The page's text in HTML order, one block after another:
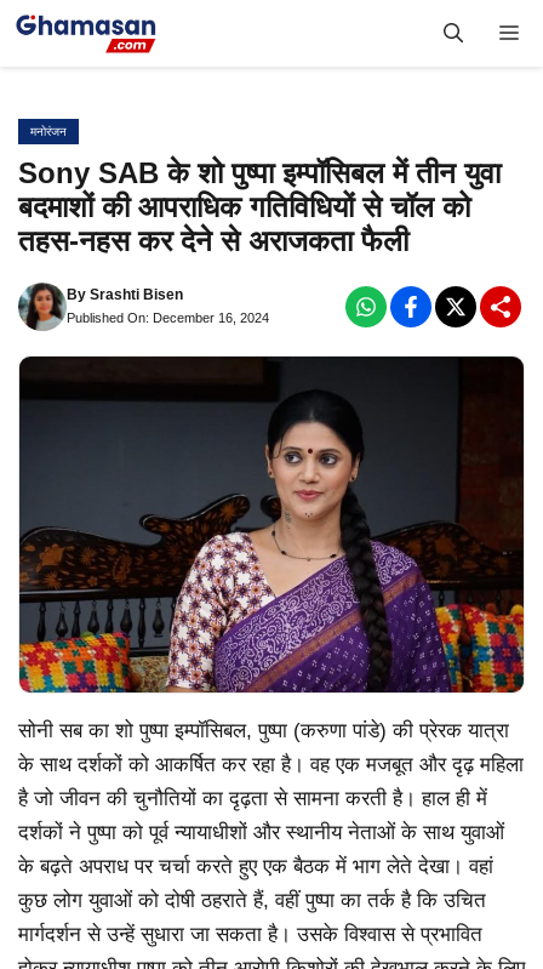
Skip
मनोरंजन
Sony SAB के शो पुष्पा इम्पॉसिबल में तीन युवा
बदमाशों की आपराधिक गतिविधियों से चॉल को
तहस-नहस कर देने से अराजकता फैली
By Srashti Bisen
Published On: December 16, 2024
सोनी सब का शो पुष्पा इम्पॉसिबल, पुष्पा (करुणा पांडे) की प्रेरक यात्रा
के साथ दर्शकों को आकर्षित कर रहा है। वह एक मजबूत और दृढ़ महिला
है जो जीवन की चुनौतियों का दृढ़ता से सामना करती है। हाल ही में
दर्शकों ने पुष्पा को पूर्व न्यायाधीशों और स्थानीय नेताओं के साथ युवाओं
के बढ़ते अपराध पर चर्चा करते हुए एक बैठक में भाग लेते देखा। वहां
कुछ लोग युवाओं को दोषी ठहराते हैं, वहीं पुष्पा का तर्क है कि उचित
मार्गदर्शन से उन्हें सुधारा जा सकता है। उसके विश्वास से प्रभावित